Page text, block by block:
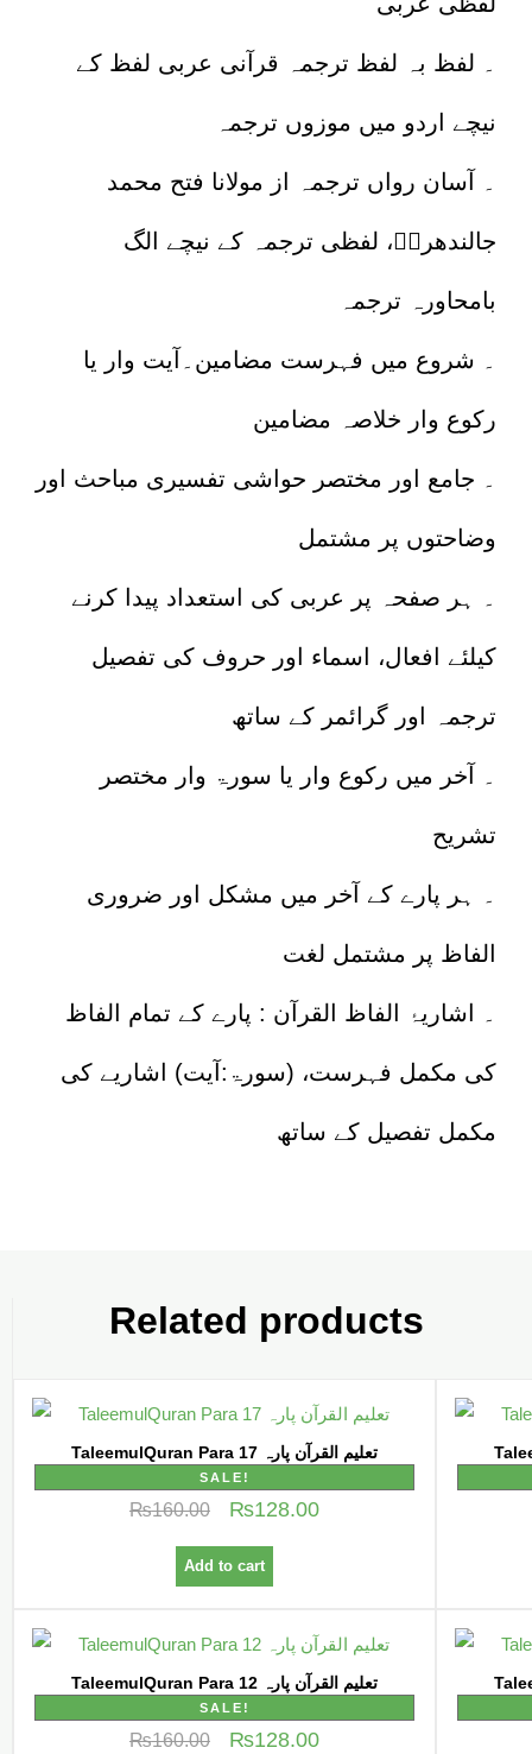
۔ لفظ بہ لفظ ترجمہ قرآنی عربی لفظ کے
نیچے اردو میں موزوں ترجمہ
۔ آسان رواں ترجمہ از مولانا فتح محمد
جالندھریؒ، لفظی ترجمہ کے نیچے الگ
بامحاورہ ترجمہ
۔ شروع میں فہرست مضامین۔آیت وار یا
رکوع وار خلاصہ مضامین
۔ جامع اور مختصر حواشی تفسیری مباحث اور
وضاحتوں پر مشتمل
۔ ہر صفحہ پر عربی کی استعداد پیدا کرنے
کیلئے افعال، اسماء اور حروف کی تفصیل
ترجمہ اور گرائمر کے ساتھ
۔ آخر میں رکوع وار یا سورۃ وار مختصر
تشریح
۔ ہر پارے کے آخر میں مشکل اور ضروری
الفاظ پر مشتمل لغت
۔ اشاریۂ الفاظ القرآن : پارے کے تمام الفاظ
کی مکمل فہرست، (سورۃ:آیت) اشاریے کی
مکمل تفصیل کے ساتھ
Related products
TaleemulQuran Para 17 تعلیم القرآن پارہ
SALE!
₨160.00 ₨128.00
Add to cart
TaleemulQuran Para 12 تعلیم القرآن پارہ
SALE!
₨160.00 ₨128.00